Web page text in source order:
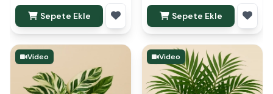
Sepete Ekle Sepete Ekle
Video Video